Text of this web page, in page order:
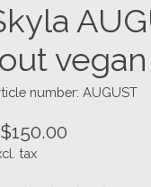
number: AUGUST
tax